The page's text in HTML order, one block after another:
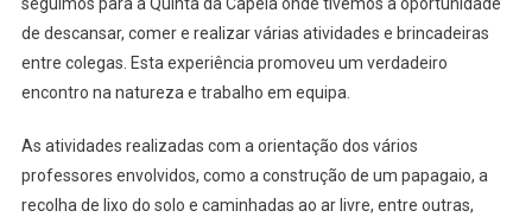
seguimos para a Quinta da Capela onde tivemos a oportunidade
de descansar, comer e realizar várias atividades e brincadeiras
entre colegas. Esta experiência promoveu um verdadeiro
encontro na natureza e trabalho em equipa.
As atividades realizadas com a orientação dos vários
professores envolvidos, como a construção de um papagaio, a
recolha de lixo do solo e caminhadas ao ar livre, entre outras,